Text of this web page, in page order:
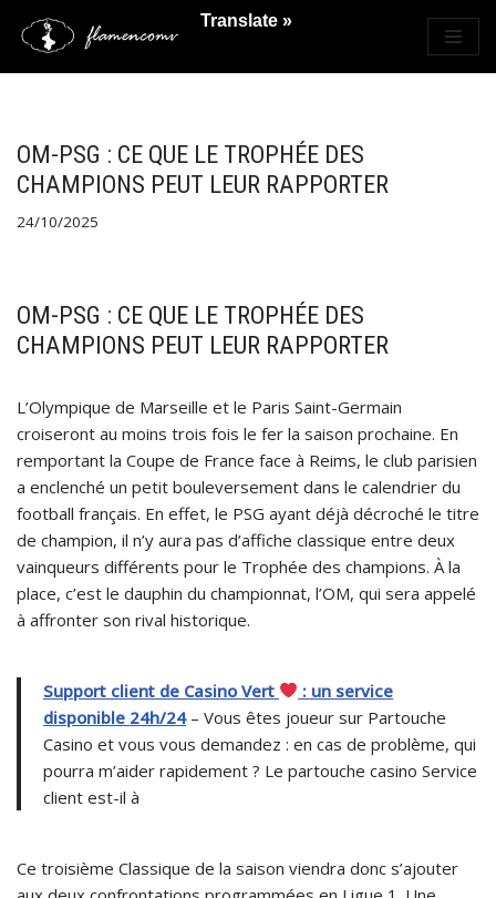
Saltar
OM-PSG : CE QUE LE TROPHÉE DES
CHAMPIONS PEUT LEUR RAPPORTER
24/10/2025
OM-PSG : CE QUE LE TROPHÉE DES
CHAMPIONS PEUT LEUR RAPPORTER
L’Olympique de Marseille et le Paris Saint-Germain
croiseront au moins trois fois le fer la saison prochaine. En
remportant la Coupe de France face à Reims, le club parisien
a enclenché un petit bouleversement dans le calendrier du
football français. En effet, le PSG ayant déjà décroché le titre
de champion, il n’y aura pas d’affiche classique entre deux
vainqueurs différents pour le Trophée des champions. À la
place, c’est le dauphin du championnat, l’OM, qui sera appelé
à affronter son rival historique.
Support client de Casino Vert
: un service
disponible 24h/24– Vous êtes joueur sur Partouche
Casino et vous vous demandez : en cas de problème, qui
pourra m’aider rapidement ? Le partouche casino Service
client est-il à
Ce troisième Classique de la saison viendra donc s’ajouter
Translate »